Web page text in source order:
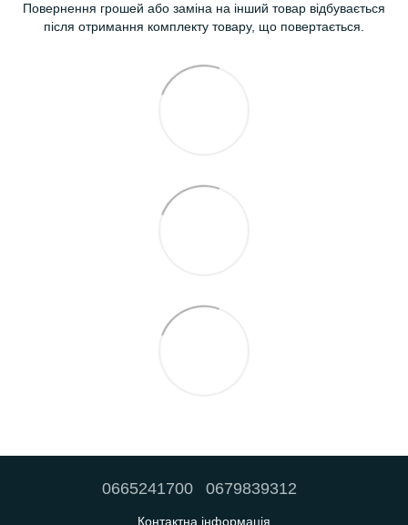
Повернення грошей або заміна на інший товар відбувається
після отримання комплекту товару, що повертається.
0665241700 0679839312
Контактна інформація